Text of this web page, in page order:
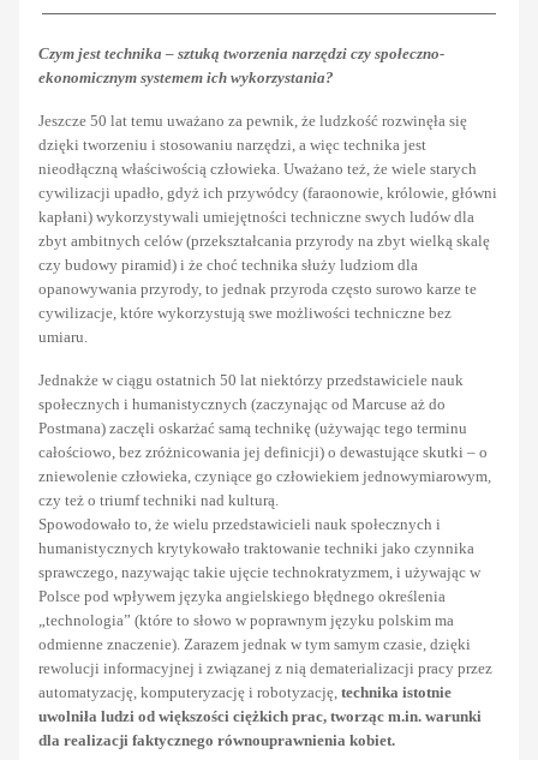
Czym jest technika – sztuką tworzenia narzędzi czy społeczno-
ekonomicznym systemem ich wykorzystania?
Jeszcze 50 lat temu uważano za pewnik, że ludzkość rozwinęła się
dzięki tworzeniu i stosowaniu narzędzi, a więc technika jest
nieodłączną właściwością człowieka. Uważano też, że wiele starych
cywilizacji upadło, gdyż ich przywódcy (faraonowie, królowie, główni
kapłani) wykorzystywali umiejętności techniczne swych ludów dla
zbyt ambitnych celów (przekształcania przyrody na zbyt wielką skalę
czy budowy piramid) i że choć technika służy ludziom dla
opanowywania przyrody, to jednak przyroda często surowo karze te
cywilizacje, które wykorzystują swe możliwości techniczne bez
umiaru.
Jednakże w ciągu ostatnich 50 lat niektórzy przedstawiciele nauk
społecznych i humanistycznych (zaczynając od Marcuse aż do
Postmana) zaczęli oskarżać samą technikę (używając tego terminu
całościowo, bez zróżnicowania jej definicji) o dewastujące skutki – o
zniewolenie człowieka, czyniące go człowiekiem jednowymiarowym
czy też o triumf techniki nad kulturą.
Spowodowało to, że wielu przedstawicieli nauk społecznych i
humanistycznych krytykowało traktowanie techniki jako czynnika
sprawczego, nazywając takie ujęcie technokratyzmem, i używając w
Polsce pod wpływem języka angielskiego błędnego określenia
„technologia” (które to słowo w poprawnym języku polskim ma
odmienne znaczenie). Zarazem jednak w tym samym czasie, dzięki
rewolucji informacyjnej i związanej z nią dematerializacji pracy przez
automatyzację, komputeryzację i robotyzację, technika istotnie
uwolniła ludzi od większości ciężkich prac, tworząc m.in. warunki
dla realizacji faktycznego równouprawnienia kobiet.